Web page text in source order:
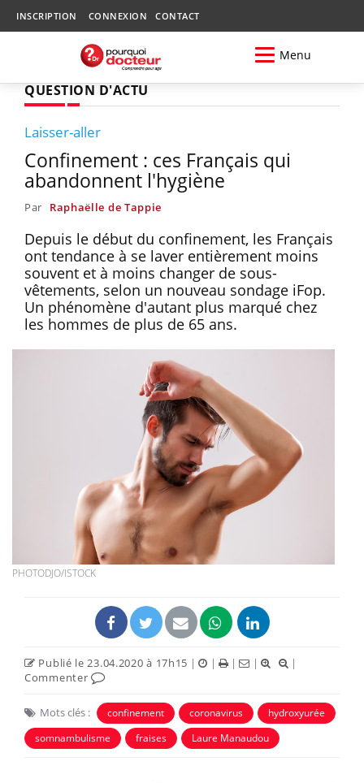
INSCRIPTION CONNEXION CONTACT
Menu
QUESTION D'ACTU
Laisser-aller
Confinement : ces Français qui
abandonnent l'hygiène
Par Raphaëlle de Tappie
Depuis le début du confinement, les Français
ont tendance à se laver entièrement moins
souvent et à moins changer de sous-
vêtements, selon un nouveau sondage iFop.
Un phénomène d'autant plus marqué chez
les hommes de plus de 65 ans.
PHOTODJO/ISTOCK
Publié le 23.04.2020 à 17h15 | | | |
|
Commenter
Mots clés : confinement coronavirus
hydroxyurée
somnambulisme
fraises Laure Manaudou